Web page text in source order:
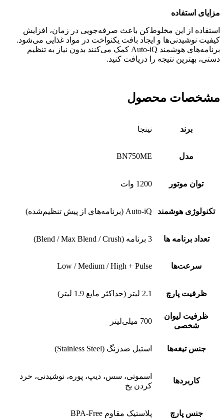
مزایای استفاده
استفاده از این مخلوط‌کن باعث صرفه‌جویی در زمان، افزایش
کیفیت نوشیدنی‌ها و ایجاد بافت یکنواخت در مواد غذایی می‌شود.
برنامه‌های هوشمند Auto-iQ کمک می‌کنند بدون نیاز به تنظیم
دستی، بهترین نتیجه را دریافت کنید.
مشخصات محصول
برند نینجا
مدل BN750ME
توان موتور 1200 وات
تکنولوژی هوشمند Auto-iQ (برنامه‌های از پیش تنظیم‌شده)
تعداد برنامه ها 3 برنامه (Blend / Max Blend / Crush)
سرعت‌ها Low / Medium / High + Pulse
ظرفیت پارچ 2.1 لیتر (حداکثر مایع 1.9 لیتر)
ظرفیت لیوان
شخصی
700 میلی‌لیتر
جنس تیغه‌ها استیل ضدزنگ (Stainless Steel)
کاربردها
اسموتی، سس، دیپ، پوره، نوشیدنی، خرد
کردن یخ
جنس پارچ پلاستیک مقاوم BPA-Free